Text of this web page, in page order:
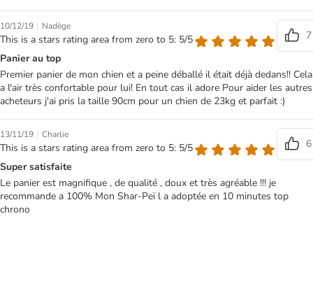
10/12/19 | Nadège
This is a stars rating area from zero to 5: 5/5
7
Panier au top
Premier panier de mon chien et a peine déballé il était déjà dedans!! Cela
a l'air très confortable pour lui! En tout cas il adore Pour aider les autres
acheteurs j'ai pris la taille 90cm pour un chien de 23kg et parfait :)
13/11/19 | Charlie
This is a stars rating area from zero to 5: 5/5
6
Super satisfaite
Le panier est magnifique , de qualité , doux et très agréable !!! je
recommande a 100% Mon Shar-Peï l a adoptée en 10 minutes top
chrono